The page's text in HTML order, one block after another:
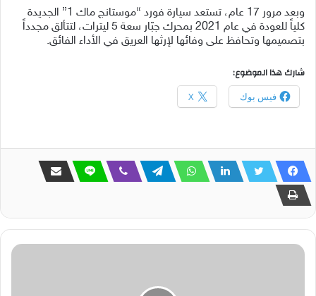
وبعد مرور 17 عام، تستعد سيارة فورد “موستانج ماك 1” الجديدة
كلياً للعودة في عام 2021 بمحرك جبّار سعة 5 ليترات، لتتألق مجدداً
بتصميمها وتحافظ على وفائها لإرثها العريق في الأداء الفائق.
شارك هذا الموضوع:
فيس بوك X